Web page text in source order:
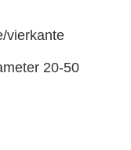
vierkante
20-50